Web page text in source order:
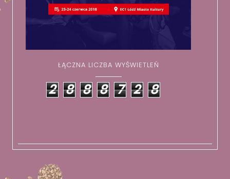
ŁĄCZNA LICZBA WYŚWIETLEŃ
2 8 8 8 7 2 8